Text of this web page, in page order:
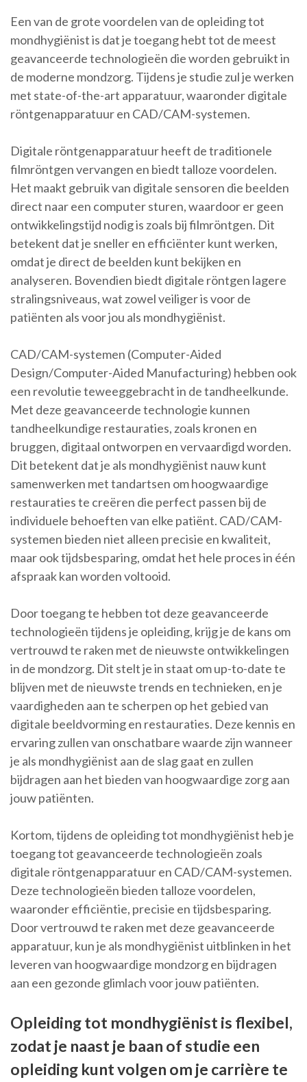
Een van de grote voordelen van de opleiding tot
mondhygiënist is dat je toegang hebt tot de meest
geavanceerde technologieën die worden gebruikt in
de moderne mondzorg. Tijdens je studie zul je werken
met state-of-the-art apparatuur, waaronder digitale
röntgenapparatuur en CAD/CAM-systemen.
Digitale röntgenapparatuur heeft de traditionele
filmröntgen vervangen en biedt talloze voordelen.
Het maakt gebruik van digitale sensoren die beelden
direct naar een computer sturen, waardoor er geen
ontwikkelingstijd nodig is zoals bij filmröntgen. Dit
betekent dat je sneller en efficiënter kunt werken,
omdat je direct de beelden kunt bekijken en
analyseren. Bovendien biedt digitale röntgen lagere
stralingsniveaus, wat zowel veiliger is voor de
patiënten als voor jou als mondhygiënist.
CAD/CAM-systemen (Computer-Aided
Design/Computer-Aided Manufacturing) hebben ook
een revolutie teweeggebracht in de tandheelkunde.
Met deze geavanceerde technologie kunnen
tandheelkundige restauraties, zoals kronen en
bruggen, digitaal ontworpen en vervaardigd worden.
Dit betekent dat je als mondhygiënist nauw kunt
samenwerken met tandartsen om hoogwaardige
restauraties te creëren die perfect passen bij de
individuele behoeften van elke patiënt. CAD/CAM-
systemen bieden niet alleen precisie en kwaliteit,
maar ook tijdsbesparing, omdat het hele proces in één
afspraak kan worden voltooid.
Door toegang te hebben tot deze geavanceerde
technologieën tijdens je opleiding, krijg je de kans om
vertrouwd te raken met de nieuwste ontwikkelingen
in de mondzorg. Dit stelt je in staat om up-to-date te
blijven met de nieuwste trends en technieken, en je
vaardigheden aan te scherpen op het gebied van
digitale beeldvorming en restauraties. Deze kennis en
ervaring zullen van onschatbare waarde zijn wanneer
je als mondhygiënist aan de slag gaat en zullen
bijdragen aan het bieden van hoogwaardige zorg aan
jouw patiënten.
Kortom, tijdens de opleiding tot mondhygiënist heb je
toegang tot geavanceerde technologieën zoals
digitale röntgenapparatuur en CAD/CAM-systemen.
Deze technologieën bieden talloze voordelen,
waaronder efficiëntie, precisie en tijdsbesparing.
Door vertrouwd te raken met deze geavanceerde
apparatuur, kun je als mondhygiënist uitblinken in het
leveren van hoogwaardige mondzorg en bijdragen
aan een gezonde glimlach voor jouw patiënten.
Opleiding tot mondhygiënist is flexibel,
zodat je naast je baan of studie een
opleiding kunt volgen om je carrière te